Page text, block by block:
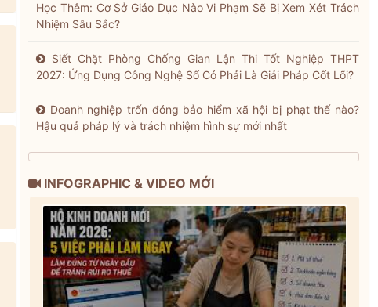
Học Thêm: Cơ Sở Giáo Dục Nào Vi Phạm Sẽ Bị Xem Xét Trách
Nhiệm Sâu Sắc?
Siết Chặt Phòng Chống Gian Lận Thi Tốt Nghiệp THPT
2027: Ứng Dụng Công Nghệ Số Có Phải Là Giải Pháp Cốt Lõi?
Doanh nghiệp trốn đóng bảo hiểm xã hội bị phạt thế nào?
Hậu quả pháp lý và trách nhiệm hình sự mới nhất
INFOGRAPHIC & VIDEO MỚI